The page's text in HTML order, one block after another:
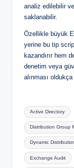
analiz edilebilir
saklanabilir.
Özellikle büyük
yerine bu tip
kazandırır hem
denetim veya
alınması
Tags:
Active Directory
Distribution Group
Dynamic
Exchange Audit